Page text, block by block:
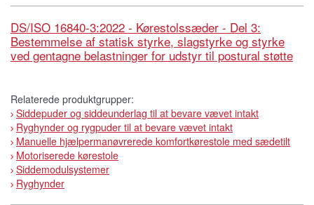
DS/ISO 16840-3:2022 - Kørestolssæder - Del 3:
Bestemmelse af statisk styrke, slagstyrke og styrke
ved gentagne belastninger for udstyr til postural støtte
Relaterede produktgrupper:
Siddepuder og siddeunderlag til at bevare vævet intakt
Ryghynder og rygpuder til at bevare vævet intakt
Manuelle hjælpermanøvrerede komfortkørestole med sædetilt
Motoriserede kørestole
Siddemodulsystemer
Ryghynder